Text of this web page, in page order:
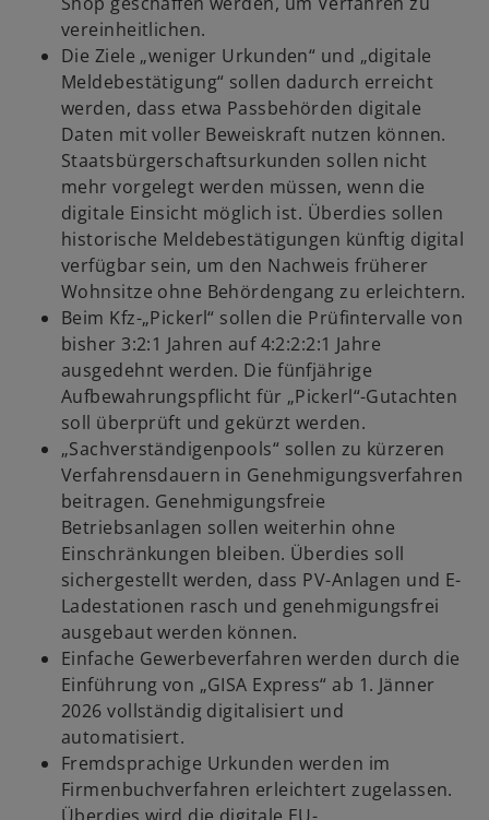
vereinheitlichen.
Die Ziele „weniger Urkunden“ und „digitale
Meldebestätigung“ sollen dadurch erreicht
werden, dass etwa Passbehörden digitale
Daten mit voller Beweiskraft nutzen können.
Staatsbürgerschaftsurkunden sollen nicht
mehr vorgelegt werden müssen, wenn die
digitale Einsicht möglich ist. Überdies sollen
historische Meldebestätigungen künftig digital
verfügbar sein, um den Nachweis früherer
Wohnsitze ohne Behördengang zu erleichtern.
Beim Kfz-„Pickerl“ sollen die Prüfintervalle von
bisher 3:2:1 Jahren auf 4:2:2:2:1 Jahre
ausgedehnt werden. Die fünfjährige
Aufbewahrungspflicht für „Pickerl“-Gutachten
soll überprüft und gekürzt werden.
„Sachverständigenpools“ sollen zu kürzeren
Verfahrensdauern in Genehmigungsverfahren
beitragen. Genehmigungsfreie
Betriebsanlagen sollen weiterhin ohne
Einschränkungen bleiben. Überdies soll
sichergestellt werden, dass PV-Anlagen und E-
Ladestationen rasch und genehmigungsfrei
ausgebaut werden können.
Einfache Gewerbeverfahren werden durch die
Einführung von „GISA Express“ ab 1. Jänner
2026 vollständig digitalisiert und
automatisiert.
Fremdsprachige Urkunden werden im
Firmenbuchverfahren erleichtert zugelassen.